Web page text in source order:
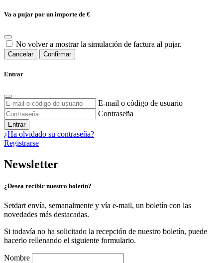
Va a pujar por un importe de €
No volver a mostrar la simulación de factura al pujar.
Cancelar Confirmar
Entrar
E-mail o código de usuario
Contraseña
Entrar
¿Ha olvidado su contraseña?
Registrarse
Newsletter
¿Desea recibir nuestro boletín?
Setdart envía, semanalmente y vía e-mail, un boletín con las
novedades más destacadas.
Si todavía no ha solicitado la recepción de nuestro boletín, puede
hacerlo rellenando el siguiente formulario.
Nombre